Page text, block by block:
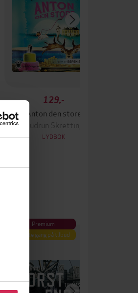
129,-
Anton den store
Gudrun Skretting
LYDBOK
Premium
Første gang på tilbud